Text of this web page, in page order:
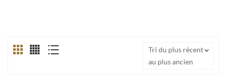
Tri du plus récent
au plus ancien